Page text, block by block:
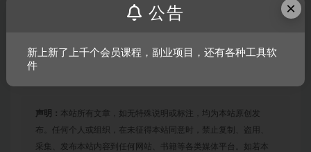
声明： 本站所有文章，如无特殊说明或标注，均为本站原创发
布。任何个人或组织，在未征得本站同意时，禁止复制、盗用、
采集、发布本站内容到任何网站、书籍等各类媒体平台。如若本
×
公告
新上新了上千个会员课程，副业项目，还有各种工具软
件